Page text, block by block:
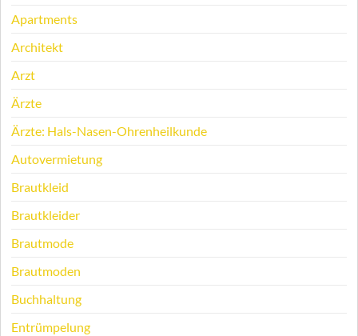
Apartments
Architekt
Arzt
Ärzte
Ärzte: Hals-Nasen-Ohrenheilkunde
Autovermietung
Brautkleid
Brautkleider
Brautmode
Brautmoden
Buchhaltung
Entrümpelung